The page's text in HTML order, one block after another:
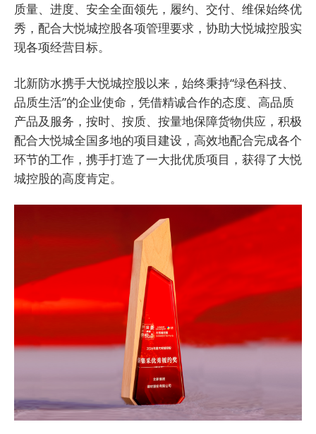
质量、进度、安全全面领先，履约、交付、维保始终优
秀，配合大悦城控股各项管理要求，协助大悦城控股实
现各项经营目标。
北新防水携手大悦城控股以来，始终秉持“绿色科技、
品质生活”的企业使命，凭借精诚合作的态度、高品质
产品及服务，按时、按质、按量地保障货物供应，积极
配合大悦城全国多地的项目建设，高效地配合完成各个
环节的工作，携手打造了一大批优质项目，获得了大悦
城控股的高度肯定。